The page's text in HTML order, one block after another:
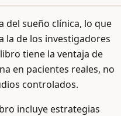
del sueño clínica, lo que
la de los investigadores
tiene la ventaja de
en pacientes reales, no
controlados.
incluye estrategias